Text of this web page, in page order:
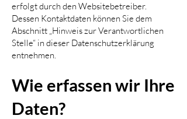
erfolgt durch den Websitebetreiber.
Dessen Kontaktdaten können Sie dem
Abschnitt „Hinweis zur Verantwortlichen
Stelle“ in dieser Datenschutzerklärung
entnehmen.
Wie erfassen wir Ihre
Daten?